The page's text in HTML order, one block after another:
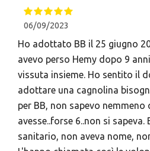
06/09/2023
Ho adottato BB il 25 giugno
avevo perso Hemy dopo 9
vissuta insieme. Ho sentito il
adottare una cagnolina
per BB, non sapevo nemmeno
avesse..forse 6..non si
sanitario, non aveva nome,